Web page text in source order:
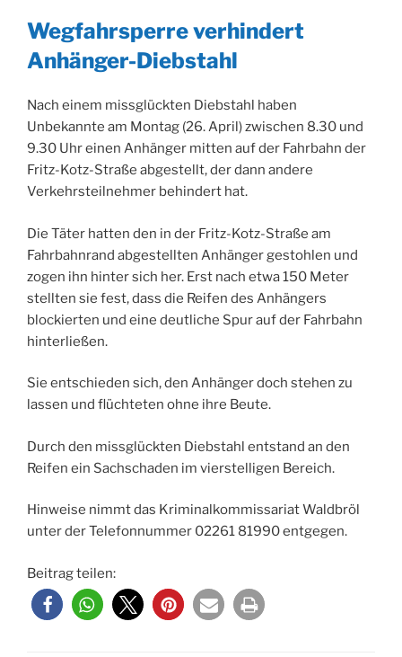
Wegfahrsperre verhindert
Anhänger-Diebstahl
Nach einem missglückten Diebstahl haben
Unbekannte am Montag (26. April) zwischen 8.30 und
9.30 Uhr einen Anhänger mitten auf der Fahrbahn der
Fritz-Kotz-Straße abgestellt, der dann andere
Verkehrsteilnehmer behindert hat.
Die Täter hatten den in der Fritz-Kotz-Straße am
Fahrbahnrand abgestellten Anhänger gestohlen und
zogen ihn hinter sich her. Erst nach etwa 150 Meter
stellten sie fest, dass die Reifen des Anhängers
blockierten und eine deutliche Spur auf der Fahrbahn
hinterließen.
Sie entschieden sich, den Anhänger doch stehen zu
lassen und flüchteten ohne ihre Beute.
Durch den missglückten Diebstahl entstand an den
Reifen ein Sachschaden im vierstelligen Bereich.
Hinweise nimmt das Kriminalkommissariat Waldbröl
unter der Telefonnummer 02261 81990 entgegen.
Beitrag teilen: